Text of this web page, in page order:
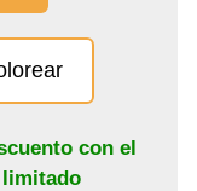
con el